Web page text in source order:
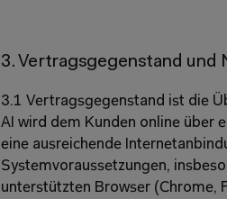
3. Vertragsgegenstand und
3.1 Vertragsgegenstand ist die
AI wird dem Kunden online über
eine ausreichende
Systemvoraussetzungen,
unterstützten Browser (Chrome,